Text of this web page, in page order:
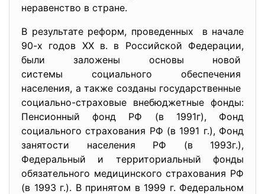
неравенство в стране.
В результате реформ, проведенных в начале
90-х годов XX в. в Российской Федерации,
были заложены основы новой
системы социального обеспечения
населения, а также созданы государственные
социально-страховые внебюджетные фонды:
Пенсионный фонд РФ (в 1991г), Фонд
социального страхования РФ (в 1991 г.), Фонд
занятости населения РФ (в 1993г.),
Федеральный и территориальный фонды
обязательного медицинского страхования РФ
(в 1993 г.). В принятом в 1999 г. Федеральном